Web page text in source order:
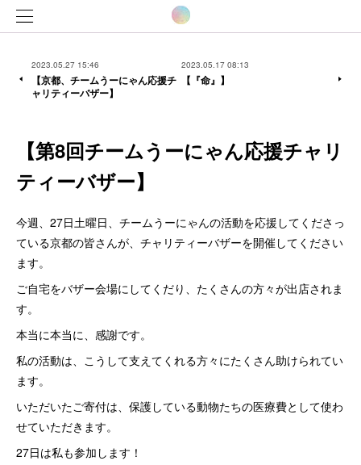
2023.05.27 15:46
【京都、チームうーにゃん応援チ
ャリティーバザー】
2023.05.17 08:13
【『命』】
【第8回チームうーにゃん応援チャリ
ティーバザー】
今週、27日土曜日、チームうーにゃんの活動を応援してくださっ
ている京都の皆さんが、チャリティーバザーを開催してください
ます。
ご自宅をバザー会場にしてくだり、たくさんの方々が出店されま
す。
本当に本当に、感謝です。
私の活動は、こうして支えてくれる方々にたくさん助けられてい
ます。
いただいたご寄付は、保護している動物たちの医療費として使わ
せていただきます。
27日は私も参加します！